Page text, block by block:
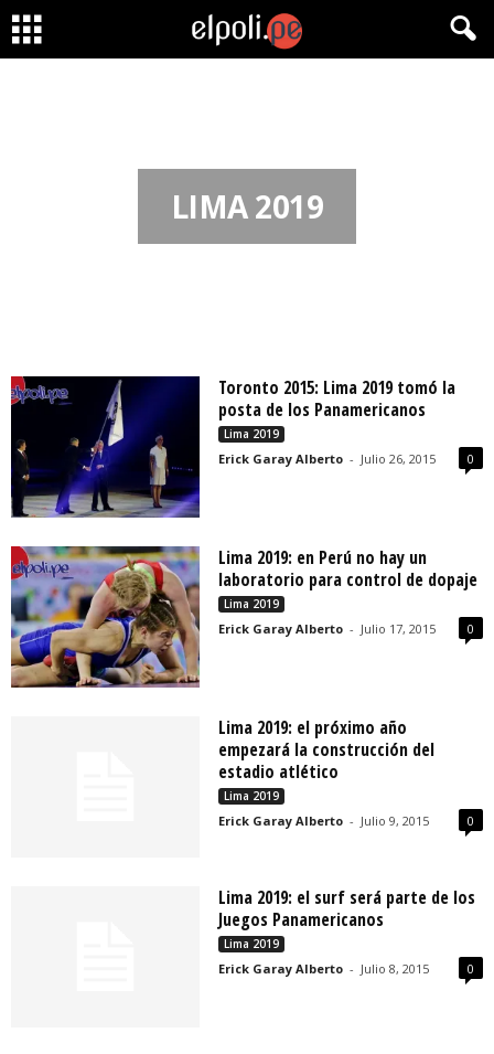
LIMA 2019
Toronto 2015: Lima 2019 tomó la
posta de los Panamericanos
Lima 2019
Erick Garay Alberto - Julio 26, 2015 0
Lima 2019: en Perú no hay un
laboratorio para control de dopaje
Lima 2019
Erick Garay Alberto - Julio 17, 2015 0
Lima 2019: el próximo año
empezará la construcción del
estadio atlético
Lima 2019
Erick Garay Alberto - Julio 9, 2015 0
Lima 2019: el surf será parte de los
Juegos Panamericanos
Lima 2019
Erick Garay Alberto - Julio 8, 2015 0